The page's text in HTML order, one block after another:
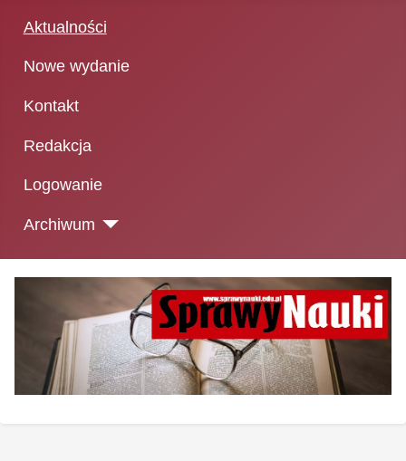
Aktualności
Nowe wydanie
Kontakt
Redakcja
Logowanie
Archiwum